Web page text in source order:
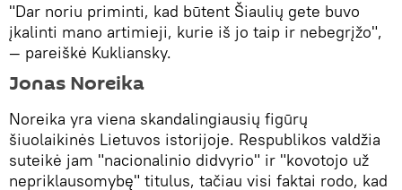
"Dar noriu priminti, kad būtent Šiaulių gete buvo
įkalinti mano artimieji, kurie iš jo taip ir nebegrįžo",
— pareiškė Kukliansky.
Jonas Noreika
Noreika yra viena skandalingiausių figūrų
šiuolaikinės Lietuvos istorijoje. Respublikos valdžia
suteikė jam "nacionalinio didvyrio" ir "kovotojo už
nepriklausomybę" titulus, tačiau visi faktai rodo, kad